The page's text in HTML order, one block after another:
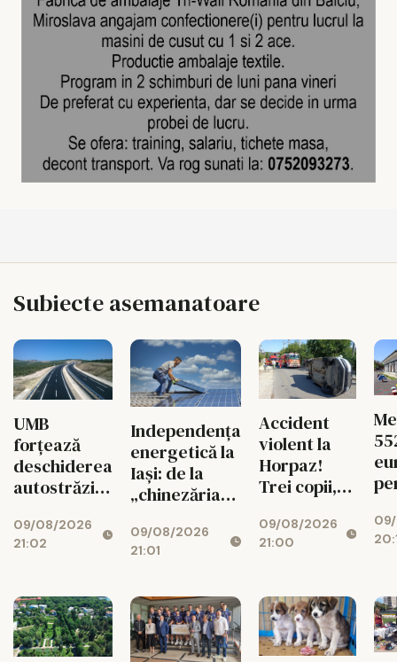
Subiecte asemanatoare
UMB
forțează
deschiderea
autostrăzii
la Bacău
09/08/2026
21:02
Independența
energetică la
Iași: de la
„chinezăria”
sistemul de
7.000 de euro
09/08/2026
21:01
Accident
violent la
Horpaz!
Trei copii,
de urgență
la spital
09/08/2026
21:00